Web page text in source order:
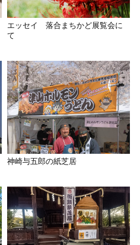
エッセイ 落合まちかど展覧会に
て
神崎与五郎の紙芝居